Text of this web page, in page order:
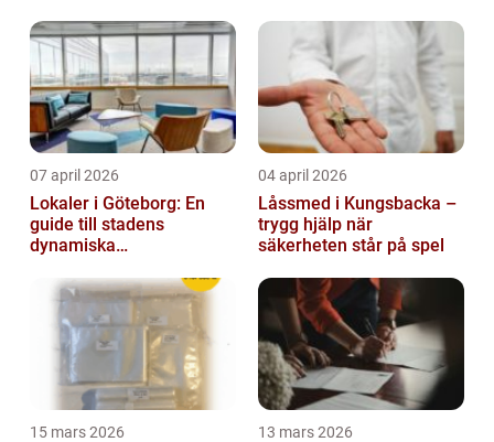
07 april 2026
Lokaler i Göteborg: En
guide till stadens
dynamiska
04 april 2026
Låssmed i Kungsbacka –
trygg hjälp när
säkerheten står på spel
15 mars 2026 13 mars 2026